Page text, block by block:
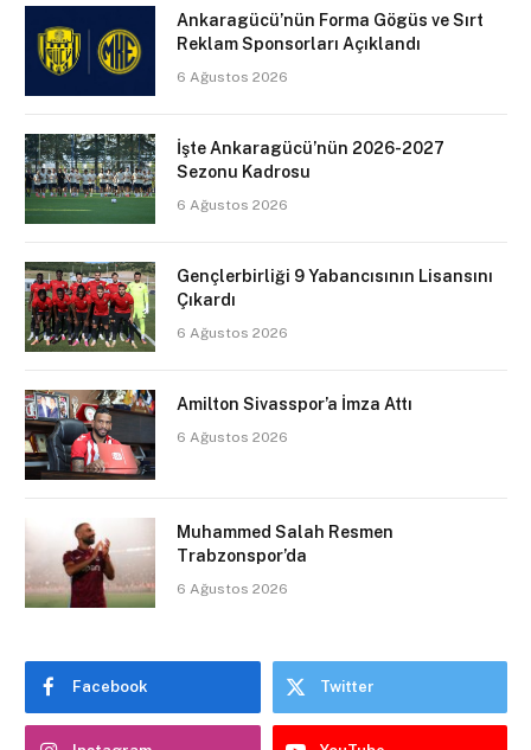
Ankaragücü’nün Forma Gögüs ve Sırt
Reklam Sponsorları Açıklandı
6 Ağustos 2026
İşte Ankaragücü’nün 2026-2027
Sezonu Kadrosu
6 Ağustos 2026
Gençlerbirliği 9 Yabancısının Lisansını
Çıkardı
6 Ağustos 2026
Amilton Sivasspor’a İmza Attı
6 Ağustos 2026
Muhammed Salah Resmen
Trabzonspor’da
6 Ağustos 2026
Facebook Twitter